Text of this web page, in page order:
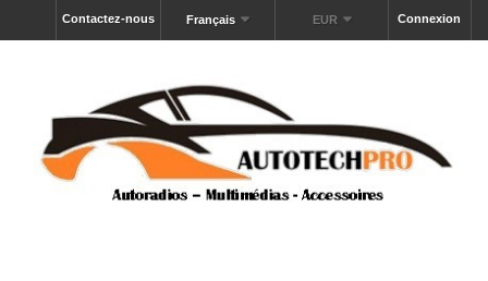
Connexion
EUR
Français
Contactez-nous